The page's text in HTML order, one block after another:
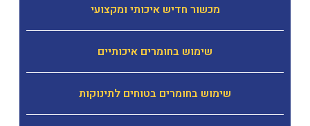
מכשור חדיש איכותי ומקצועי
שימוש בחומרים איכותיים
שימוש בחומרים בטוחים לתינוקות